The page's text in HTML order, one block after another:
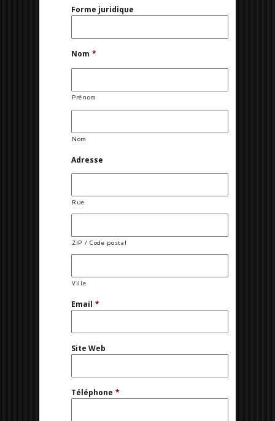
Forme juridique
Nom *
Prénom
Nom
Adresse
Rue
ZIP / Code postal
Ville
Email *
Site Web
Téléphone *